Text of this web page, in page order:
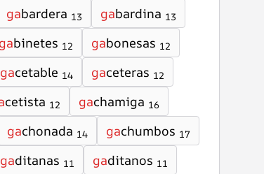
gabardera 13 gabardina 13
gabinetes 12 gabonesas 12
gacetable 14 gaceteras 12
cetista 12 gachamiga 16
gachonada 14 gachumbos 17
gaditanas 11 gaditanos 11